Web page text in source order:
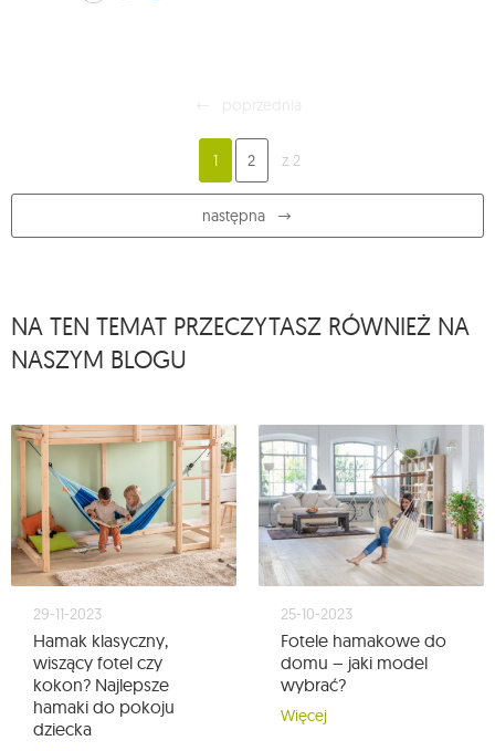
1 2 z 2
następna
NA TEN TEMAT PRZECZYTASZ RÓWNIEŻ NA
NASZYM BLOGU
29-11-2023
Hamak klasyczny,
wiszący fotel czy
kokon? Najlepsze
hamaki do pokoju
dziecka
25-10-2023
Fotele hamakowe do
domu – jaki model
wybrać?
Więcej